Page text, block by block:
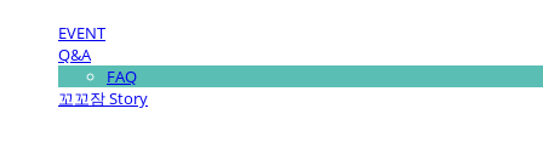
EVENT
Q&A
FAQ
꼬꼬잠 Story